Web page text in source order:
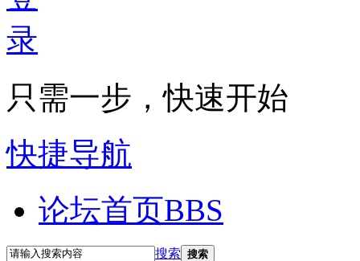
只需一步，快速开始
快捷导航
论坛首页BBS
搜索 搜索